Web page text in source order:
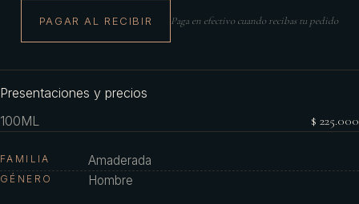
PAGAR AL RECIBIR Paga en efectivo cuando recibas tu pedido
Presentaciones y precios
100ML
$ 225.000
FAMILIA Amaderada
GÉNERO Hombre